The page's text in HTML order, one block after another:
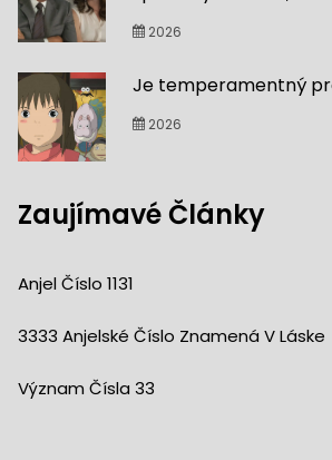
2026
Je temperamentný
2026
Zaujímavé Články
Anjel Číslo 1131
3333 Anjelské Číslo Znamená V Láske
Význam Čísla 33